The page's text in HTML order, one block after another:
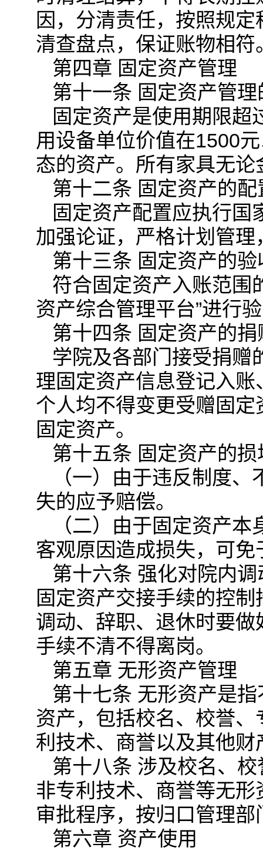
因，分清责任，按照规
清查盘点，保证账物相
第四章 固定资产管理
第十一条 固定资产管理
固定资产是使用期限超
用设备单位价值在1500
态的资产。所有家具无
第十二条 固定资产的配
固定资产配置应执行国
加强论证，严格计划管理
第十三条 固定资产的验
符合固定资产入账范围
资产综合管理平台”进行
第十四条 固定资产的捐
学院及各部门接受捐赠
理固定资产信息登记入
个人均不得变更受赠固
固定资产。
第十五条 固定资产的
（一）由于违反制度
失的应予赔偿。
（二）由于固定资产
客观原因造成损失，可免
第十六条 强化对院内
固定资产交接手续的控
调动、辞职、退休时要
手续不清不得离岗。
第五章 无形资产管理
第十七条 无形资产是
资产，包括校名、校誉
利技术、商誉以及其他财
第十八条 涉及校名、
非专利技术、商誉等无
审批程序，按归口管理
第六章 资产使用